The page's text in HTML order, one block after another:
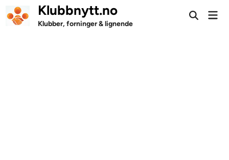
Skip
to
Klubbnytt.no
Klubber, forninger & lignende
Open